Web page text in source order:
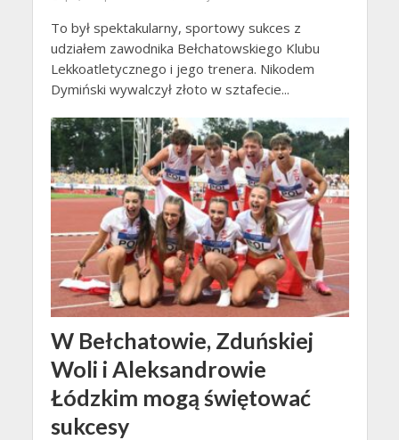
To był spektakularny, sportowy sukces z
udziałem zawodnika Bełchatowskiego Klubu
Lekkoatletycznego i jego trenera. Nikodem
Dymiński wywalczył złoto w sztafecie...
W Bełchatowie, Zduńskiej
Woli i Aleksandrowie
Łódzkim mogą świętować
sukcesy